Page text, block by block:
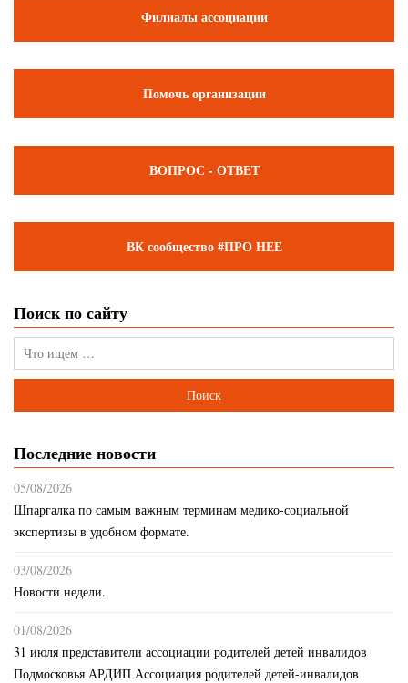
Филиалы ассоциации
Помочь организации
ВОПРОС - ОТВЕТ
ВК сообщество #ПРО НЕЕ
Поиск по сайту
Последние новости
05/08/2026
Шпаргалка по самым важным терминам медико-социальной
экспертизы в удобном формате.
03/08/2026
Новости недели.
01/08/2026
31 июля представители ассоциации родителей детей инвалидов
Подмосковья АРДИП Ассоциация родителей детей-инвалидов